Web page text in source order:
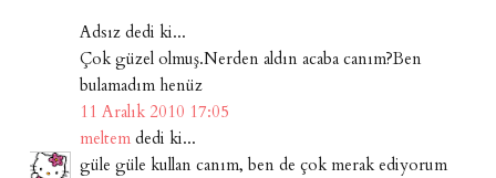
Adsız dedi ki...
Çok güzel olmuş.Nerden aldın acaba canım?Ben
bulamadım henüz
11 Aralık 2010 17:05
meltemdedi ki...
güle güle kullan canım, ben de çok merak ediyorum